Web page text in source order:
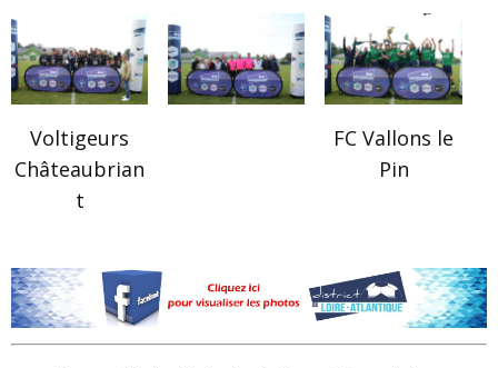
Voltigeurs
Châteaubrian
t
FC Vallons le
Pin